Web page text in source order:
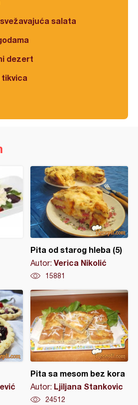
salata
dezert
tikvica
Pita od starog hleba (5)
Autor: Verica Nikolić
15881
Pita sa mesom bez kora
Autor: Ljiljana Stankovic
24512